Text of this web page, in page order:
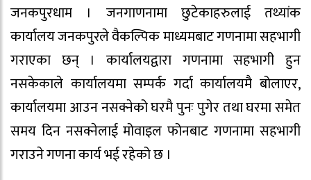
जनकपुरधाम । जनगाणनामा छुटेकाहरुलाई तथ्यांक
कार्यालय जनकपुरले वैकल्पिक माध्यमबाट गणनामा सहभागी
गराएका छन् । कार्यालयद्वारा गणनामा सहभागी हुन
नसकेकाले कार्यालयमा सम्पर्क गर्दा कार्यालयमै बोलाएर,
कार्यालयमा आउन नसक्नेको घरमै पुनः पुगेर तथा घरमा समेत
समय दिन नसक्नेलाई मोवाइल फोनबाट गणनामा सहभागी
गराउने गणना कार्य भई रहेको छ ।